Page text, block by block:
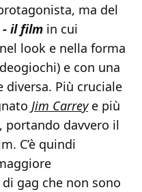
ma del
- il film in cui
look e nella forma
e con una
Più cruciale
Jim Carreye più
portando davvero il
C’è quindi
gag che non sono